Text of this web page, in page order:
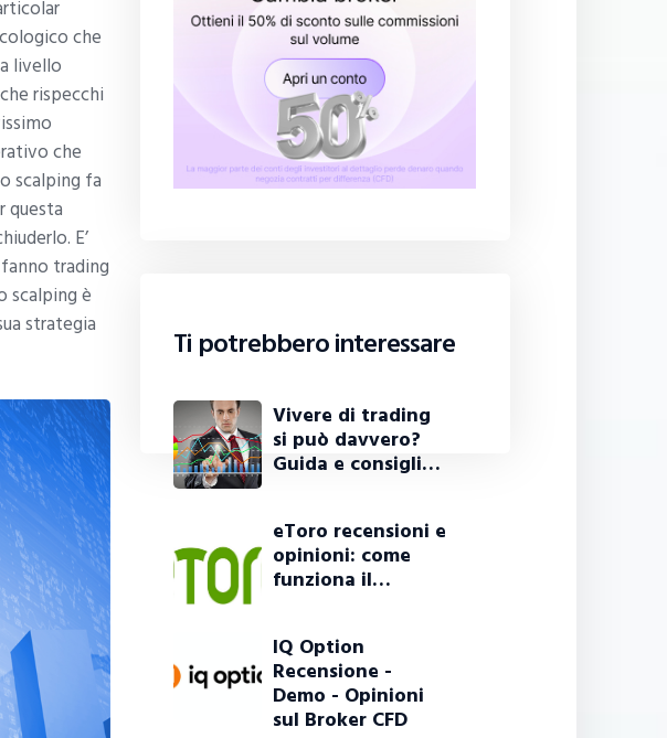
che
livello
rispecchi
che
scalping fa
questa
E’
trading
scalping è
strategia
Ti potrebbero interessare
Vivere di trading
si può davvero?
Guida e consigli…
eToro recensioni e
opinioni: come
funziona il…
IQ Option
Recensione -
Demo - Opinioni
sul Broker CFD